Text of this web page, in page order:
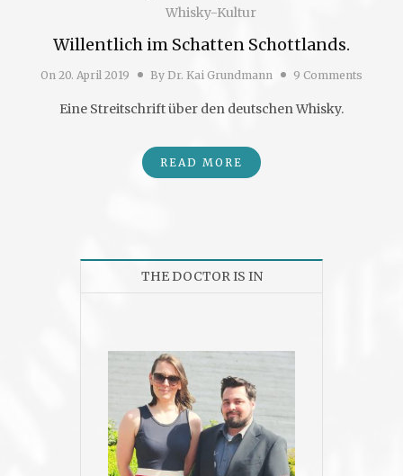
Whisky-Kultur
Willentlich im Schatten Schottlands.
On 20. April 2019 By Dr. Kai Grundmann 9 Comments
Eine Streitschrift über den deutschen Whisky.
READ MORE
THE DOCTOR IS IN